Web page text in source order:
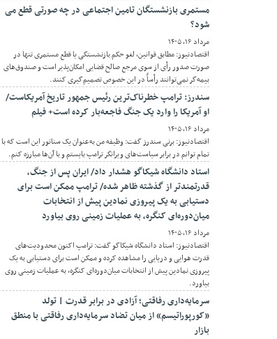
مستمری بازنشستگان تامین اجتماعی در چه صورتی قطع می
شود؟
مرداد ۱۶, ۱۴۰۵
اقتصادنیوز: مطابق قوانین، لغو حکم بازنشستگی یا قطع مستمری تنها در
صورت صدور رأی از سوی مرجع صالح قضایی امکان‌پذیر است و صندوق‌های
بیمه‌گر نمی‌توانند رأساً در این خصوص تصمیم‌گیری کنند.
سندرز: ترامپ خطرناک‌ترین رئیس جمهور تاریخ آمریکاست/
او آمریکا را وارد یک جنگ فاجعه‌بار کرده است+ فیلم
مرداد ۱۶, ۱۴۰۵
اقتصادنیوز: برنی سندرز گفت: وظیفه من به‌عنوان یک سناتور این است که با
تمام توانم در برابر سیاست‌های ویرانگر ترامپ بایستم و با آن‌ها مبارزه کنم.
استاد دانشگاه شیکاگو هشدار داد/ ایران پس از جنگ،
قدرتمندتر از گذشته ظاهر شده/ ترامپ ممکن است برای
دستیابی به یک پیروزی نمادین پیش از انتخابات
میان‌دوره‌ای کنگره، به عملیات زمینی روی بیاورد
مرداد ۱۶, ۱۴۰۵
اقتصادنیوز: استاد دانشگاه شیکاگو گفت: ترامپ اکنون محدودیت‌های
قدرت هوایی و دریایی را مشاهده کرده و ممکن است برای دستیابی به یک
پیروزی نمادین پیش از انتخابات میان‌دوره‌ای کنگره، به عملیات زمینی روی
بیاورد.
سرمایه‌داری رفاقتی؛ آزادی در برابر قدرت | تولد
«کورپوراتیسم» از میان تضاد سرمایه‌داری رفاقتی با منطق
بازار